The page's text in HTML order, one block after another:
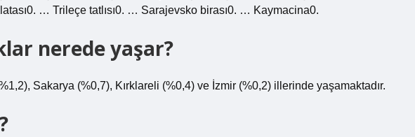
… Trileçe tatlısı0. … Sarajevsko birası0. … Kaymacina0.
nerede yaşar?
Sakarya (%0,7), Kırklareli (%0,4) ve İzmir (%0,2) illerinde yaşamaktadır.